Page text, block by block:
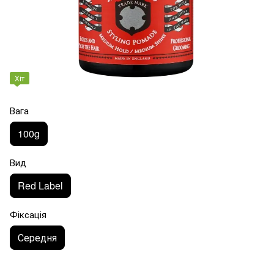
Хіт
Вага
100g
Вид
Red Label
Фіксація
Середня